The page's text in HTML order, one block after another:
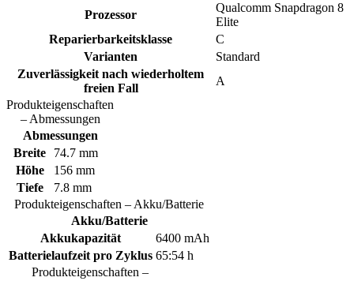
Prozessor
Qualcomm Snapdragon 8
Elite
Reparierbarkeitsklasse
C
Varianten
Standard
Zuverlässigkeit nach wiederholtem
freien Fall
A
Produkteigenschaften
– Abmessungen
Abmessungen
Breite
74.7 mm
Höhe
156 mm
Tiefe
7.8 mm
Produkteigenschaften – Akku/Batterie
Akku/Batterie
Akkukapazität
6400 mAh
Batterielaufzeit pro Zyklus 65:54 h
Produkteigenschaften –